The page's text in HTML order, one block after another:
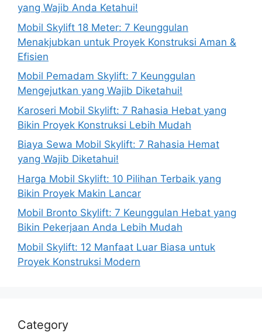
yang Wajib Anda Ketahui!
Mobil Skylift 18 Meter: 7 Keunggulan
Menakjubkan untuk Proyek Konstruksi Aman &
Efisien
Mobil Pemadam Skylift: 7 Keunggulan
Mengejutkan yang Wajib Diketahui!
Karoseri Mobil Skylift: 7 Rahasia Hebat yang
Bikin Proyek Konstruksi Lebih Mudah
Biaya Sewa Mobil Skylift: 7 Rahasia Hemat
yang Wajib Diketahui!
Harga Mobil Skylift: 10 Pilihan Terbaik yang
Bikin Proyek Makin Lancar
Mobil Bronto Skylift: 7 Keunggulan Hebat yang
Bikin Pekerjaan Anda Lebih Mudah
Mobil Skylift: 12 Manfaat Luar Biasa untuk
Proyek Konstruksi Modern
Category